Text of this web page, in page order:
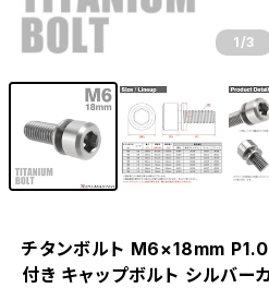
1 /3
チタンボルト M6×18mm
付き キャップボルト シルバ